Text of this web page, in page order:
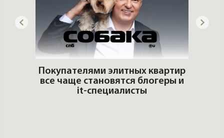
Покупателями элитных квартир
все чаще становятся блогеры и
it-специалисты